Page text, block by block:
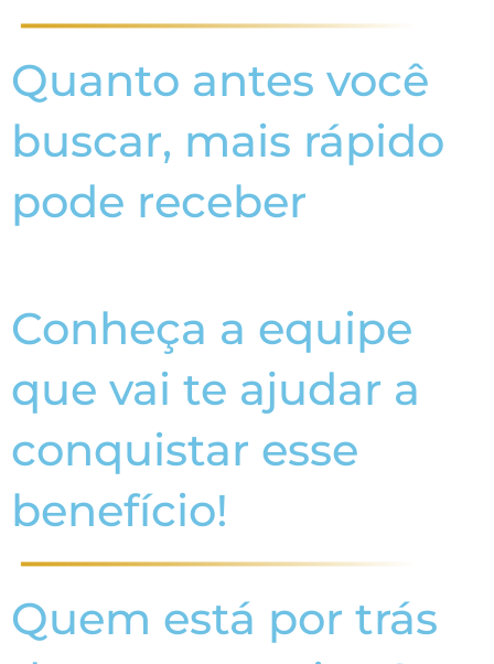
Quanto antes você
buscar, mais rápido
pode receber
Conheça a equipe
que vai te ajudar a
conquistar esse
benefício!
Quem está por trás